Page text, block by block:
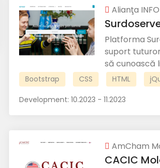
Alianţa
Platforma
suport
să cunoască
Bootstrap CSS HTML
Development: 10.2023 - 11.2023
AmCham
CACIC